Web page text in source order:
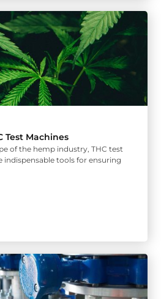
Test Machines
of the hemp industry, THC test
indispensable tools for ensuring